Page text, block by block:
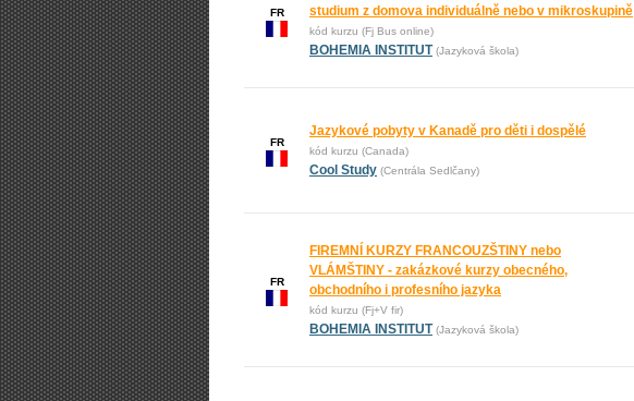
FR
studium z domova individuálně nebo v mikroskupině
kód kurzu (Fj Bus online)
BOHEMIA INSTITUT (Jazyková škola)
FR
Jazykové pobyty v Kanadě pro děti i dospělé
kód kurzu (Canada)
Cool Study (Centrála Sedlčany)
FR
FIREMNÍ KURZY FRANCOUZŠTINY nebo
VLÁMŠTINY - zakázkové kurzy obecného,
obchodního i profesního jazyka
kód kurzu (Fj+V fir)
BOHEMIA INSTITUT (Jazyková škola)